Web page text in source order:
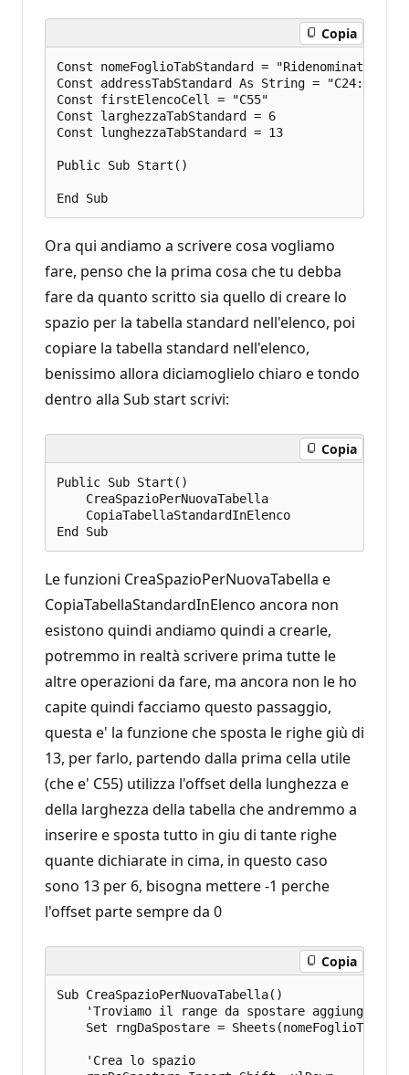
Copia
Const nomeFoglioTabStandard = "Ridenominatore"
Const addressTabStandard As String = "C24:H36"
Const firstElencoCell = "C55"
Const larghezzaTabStandard = 6
Const lunghezzaTabStandard = 13
Public Sub Start()
Ora qui andiamo a scrivere cosa vogliamo
fare, penso che la prima cosa che tu debba
fare da quanto scritto sia quello di creare lo
spazio per la tabella standard nell'elenco, poi
copiare la tabella standard nell'elenco,
benissimo allora diciamoglielo chiaro e tondo
dentro alla Sub start scrivi:
Copia
Public Sub Start()
    CreaSpazioPerNuovaTabella
    CopiaTabellaStandardInElenco
Le funzioni CreaSpazioPerNuovaTabella e
CopiaTabellaStandardInElenco ancora non
esistono quindi andiamo quindi a crearle,
potremmo in realtà scrivere prima tutte le
altre operazioni da fare, ma ancora non le ho
capite quindi facciamo questo passaggio,
questa e' la funzione che sposta le righe giù di
13, per farlo, partendo dalla prima cella utile
(che e' C55) utilizza l'offset della lunghezza e
della larghezza della tabella che andremmo a
inserire e sposta tutto in giu di tante righe
quante dichiarate in cima, in questo caso
sono 13 per 6, bisogna mettere -1 perche
l'offset parte sempre da 0
Copia
Sub CreaSpazioPerNuovaTabella()
'Troviamo il range da spostare aggiungendo
Set rngDaSpostare =
    'Crea lo spazio